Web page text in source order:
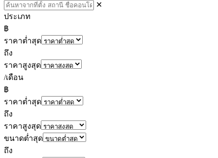
✕
ประเภท
฿
ราคาต่ำสุด
ถึง
ราคาสูงสุด
/เดือน
฿
ราคาต่ำสุด
ถึง
ราคาสูงสุด
ขนาดต่ำสุด
ถึง